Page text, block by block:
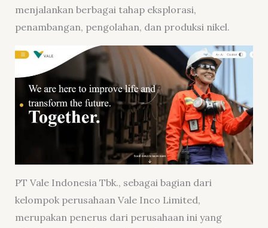
menjalankan berbagai tahap eksplorasi,
penambangan, pengolahan, dan produksi nikel.
PT Vale Indonesia Tbk., sebagai bagian dari
kelompok perusahaan Vale Inco Limited,
merupakan penerus dari perusahaan ini yang